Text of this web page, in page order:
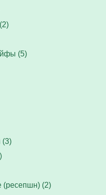
(5)
(3)
(ресепшн) (2)